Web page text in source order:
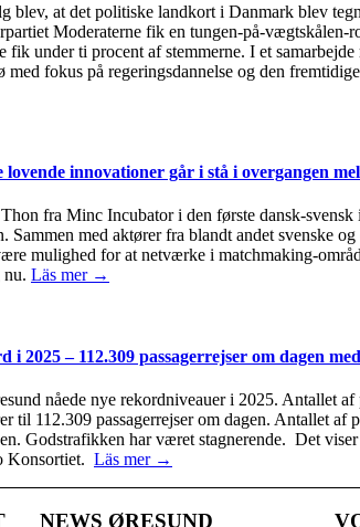
blev, at det politiske landkort i Danmark blev
Moderaterne fik en tungen-på-
fik under ti procent af stemmerne. I et
med fokus på regeringsdannelse og den
innovationer går i stå i overgangen
fra Minc Incubator i den første dansk-
Sammen med aktører fra blandt andet svenske
mulighed for at netværke i matchmaking-
nu. Läs mer →
2025 – 112.309 passagerrejser om dagen
nåede nye rekordniveauer i 2025. Antallet
til 112.309 passagerrejser om dagen. Antallet af
Godstrafikken har været stagnerende. Det
Konsortiet. Läs mer →
NEWS ØRESUND